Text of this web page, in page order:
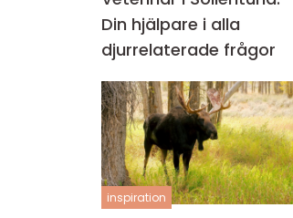
Din hjälpare i alla
djurrelaterade frågor
inspiration